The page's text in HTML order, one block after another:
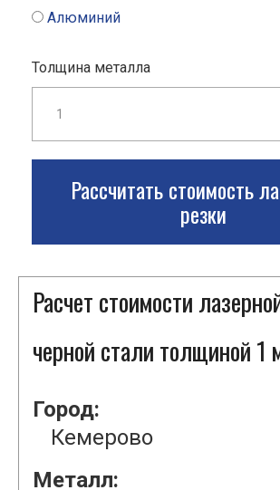
Алюминий
Толщина металла
Рассчитать стоимость
резки
Расчет стоимости
черной стали толщиной 1
Город:
Кемерово
Металл: